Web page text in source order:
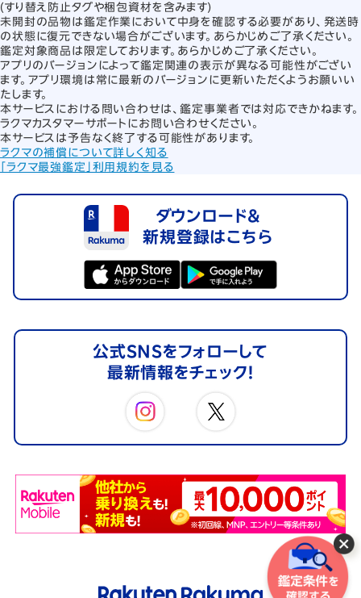
(すり替え防止タグや梱包資材を含みます)
未開封の品物は鑑定作業において中身を確認する必要があり、発送時
の状態に復元できない場合がございます。あらかじめご了承ください。
鑑定対象商品は限定しております。あらかじめご了承ください。
アプリのバージョンによって鑑定関連の表示が異なる可能性がござい
ます。アプリ環境は常に最新のバージョンに更新いただくようお願いい
たします。
本サービスにおける問い合わせは、鑑定事業者では対応できかねます。
ラクマカスタマーサポートにお問い合わせください。
本サービスは予告なく終了する可能性があります。
ラクマの補償について詳しく知る
「ラクマ最強鑑定」利用規約を見る
ダウンロード＆
新規登録はこちら
公式SNSをフォローして
最新情報をチェック！